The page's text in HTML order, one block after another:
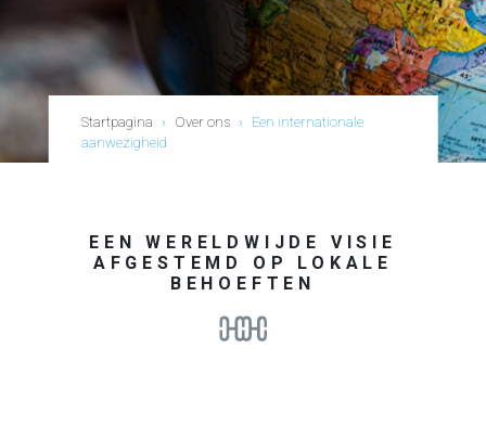
Startpagina › Over ons ›
Een internationale
aanwezigheid
EEN WERELDWIJDE VISIE
AFGESTEMD OP LOKALE
BEHOEFTEN